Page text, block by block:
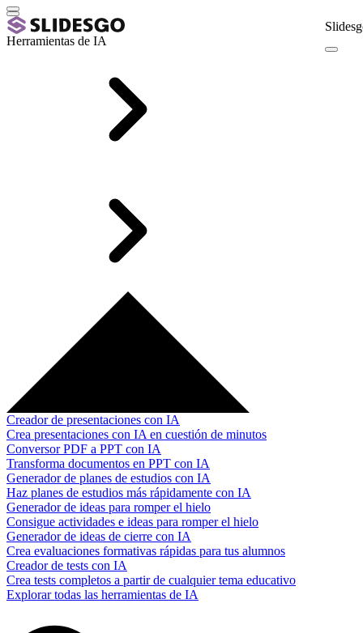
Herramientas de IA
Creador de presentaciones con IA
Crea presentaciones con IA en cuestión de minutos
Conversor PDF a PPT con IA
Transforma documentos en PPT con IA
Generador de planes de estudios con IA
Haz planes de estudios más rápidamente con IA
Generador de ideas para romper el hielo
Consigue actividades e ideas para romper el hielo
Generador de ideas de cierre con IA
Crea evaluaciones formativas rápidas para tus alumnos
Creador de tests con IA
Crea tests completos a partir de cualquier tema educativo
Explorar todas las herramientas de IA